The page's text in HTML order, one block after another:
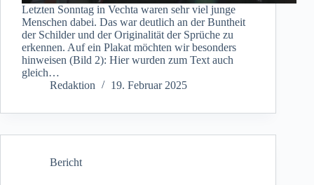
Letzten Sonntag in Vechta waren sehr viel junge
Menschen dabei. Das war deutlich an der Buntheit
der Schilder und der Originalität der Sprüche zu
erkennen. Auf ein Plakat möchten wir besonders
hinweisen (Bild 2): Hier wurden zum Text auch
gleich…
Redaktion
19. Februar 2025
Bericht